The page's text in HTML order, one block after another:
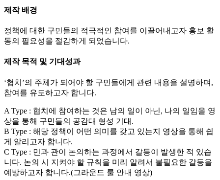
제작 배경
정책에 대한 구민들의 적극적인 참여를 이끌어내고자 홍보 활
동의 필요성을 절감하게 되었습니다.
제작 목적 및 기대성과
‘협치’의 주체가 되어야 할 구민들에게 관련 내용을 설명하며,
참여를 유도하고자 합니다.
A Type : 협치에 참여하는 것은 남의 일이 아닌, 나의 일임을 영
상을 통해 구민들의 공감대 형성 기대.
B Type : 해당 정책이 어떤 의미를 갖고 있는지 영상을 통해 쉽
게 알리고자 합니다.
C Type : 민과 관이 논의하는 과정에서 갈등이 발생한 적 있습
니다. 논의 시 지켜야 할 규칙을 미리 알려서 불필요한 갈등을
예방하고자 합니다.(그라운드 룰 안내 영상)